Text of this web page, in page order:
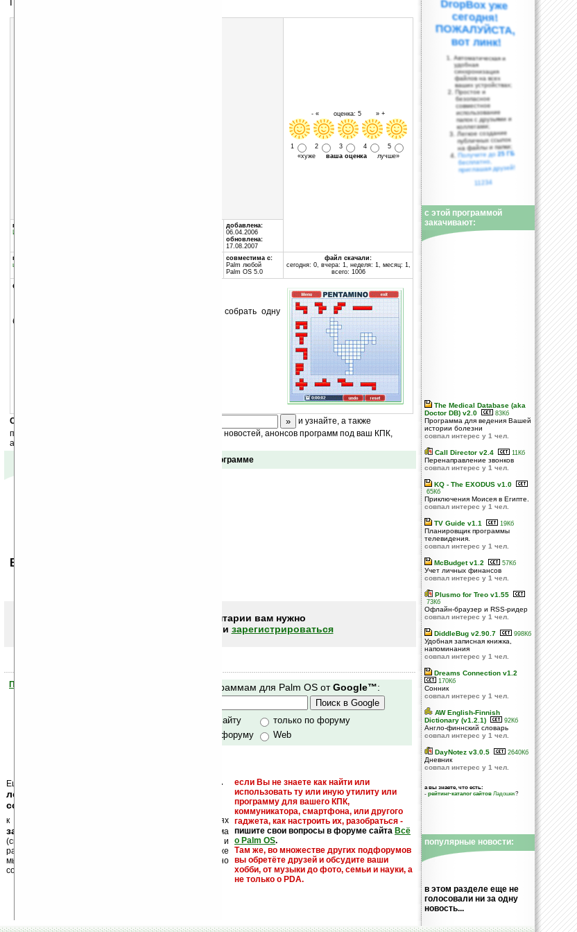
- « оценка: 5 » +
1 2 3 4
5
«хуже ваша оценкалучше»
группы программы:
Игры
добавлена:
06.04.2006
обновлена:
17.08.2007
программа:
шареварная
совместима с:
Palm любой
Palm OS 5.0
файл скачали:
сегодня: 0, вчера: 1, неделя: 1, месяц: 1,
всего: 1006
описание:
В этой игре нужно из 12 маленьких фигур собрать одну
большую фигуру.
Скоро
и узнайте, а также
получайте ежедневный или еженедельный дайджест новостей, анонсов программ под ваш КПК,
акций сайта на ваш почтовый ящик.
Отзывы о программе
Ваше мнение будет первым.
Чтобы писать комментарии вам нужно
или зарегистрироваться
Помогите Ладошкам стать лучше
Поиск по программам для Palm OS отGoogle™:
только по сайту
только по форуму
по сайту и форуму
Web
Еще раз обращаем внимание, что
кейгены, кряки -
лекарства, серийные номера, ключи и
ссылки на варезные сайты
если Вы не знаете как найти или
использовать ту или иную утилиту или
программу для вашего КПК,
коммуникатора, смартфона, или другого
гаджета, как настроить их, разобраться -
пишите свои вопросы в форуме сайта Всё
о Palm OS.
Там же, во множестве других подфорумов
вы обретёте друзей и обсудите ваши
хобби, от музыки до фото, семьи и науки, а
не только о PDA.
к публикации на нашем сайте в комментариях
запрещены
, как и несанкционированная реклама
(спам). Мы поддерживаем авторов программ и
развитие легального программного обеспечения. Также
мы призываем Вас поддерживать авторов, особенно
создающих бесплатные (freeware) программы.
вот линк!
Автоматическая и
удобная
синхронизация
файлов на всех
ваших устройствах;
Простое и
безопасное
совместное
использование
папок с друзьями и
коллегами;
Легкое создание
публичных ссылок
на файлы и папки;
Получите до25 ГБ
бесплатно,
приглашая друзей!
11234
с этой программой
закачивают:
The Medical Database (aka
Doctor DB) v2.0
83Кб
Программа для ведения Вашей
истории болезни
совпал интерес у 1 чел.
Call Director v2.4 11Кб
Перенаправление звонков
совпал интерес у 1 чел.
KQ - The EXODUS v1.0
65Кб
Приключения Моисея в Египте.
совпал интерес у 1 чел.
TV Guide v1.1 19Кб
Планировщик программы
телевидения.
совпал интерес у 1 чел.
McBudget v1.2 57Кб
Учет личных финансов
совпал интерес у 1 чел.
Plusmo for Treo v1.55
73Кб
Офлайн-браузер и RSS-ридер
совпал интерес у 1 чел.
DiddleBug v2.90.7 998Кб
Удобная записная книжка,
напоминания
совпал интерес у 1 чел.
Dreams Connection v1.2
170Кб
Сонник
совпал интерес у 1 чел.
AW English-Finnish
Dictionary (v1.2.1)
92Кб
Англо-финнский словарь
совпал интерес у 1 чел.
DayNotez v3.0.5 2640Кб
Дневник
совпал интерес у 1 чел.
а вы знаете, что есть:
- рейтинг-каталог сайтов Ладошек?
популярные новости:
в этом разделе еще не
голосовали ни за одну
новость...